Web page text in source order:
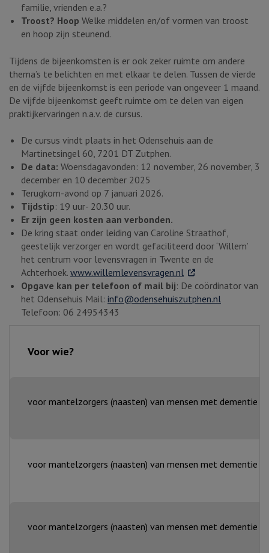
familie, vrienden e.a.?
Troost? Hoop Welke middelen en/of vormen van troost
en hoop zijn steunend.
Tijdens de bijeenkomsten is er ook zeker ruimte om andere
thema’s te belichten en met elkaar te delen. Tussen de vierde
en de vijfde bijeenkomst is een periode van ongeveer 1 maand.
De vijfde bijeenkomst geeft ruimte om te delen van eigen
praktijkervaringen n.a.v. de cursus.
De cursus vindt plaats in het Odensehuis aan de
Martinetsingel 60, 7201 DT Zutphen.
De data: Woensdagavonden: 12 november, 26 november, 3
december en 10 december 2025
Terugkom-avond op 7 januari 2026.
Tijdstip: 19 uur- 20.30 uur.
Er zijn geen kosten aan verbonden.
De kring staat onder leiding van Caroline Straathof,
geestelijk verzorger en wordt gefaciliteerd door ‘Willem’
het centrum voor levensvragen in Twente en de
Achterhoek. www.willemlevensvragen.nl . Externe link
Opgave kan per telefoon of mail bij: De coördinator van
het Odensehuis Mail: info@odensehuiszutphen.nl
Telefoon: 06 24954343
Voor wie?
voor mantelzorgers (naasten) van mensen met dementie
voor mantelzorgers (naasten) van mensen met dementie
voor mantelzorgers (naasten) van mensen met dementie